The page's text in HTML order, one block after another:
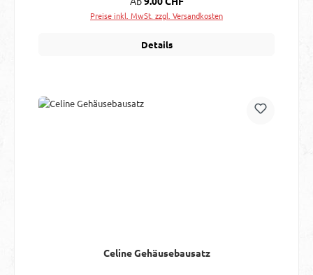
Preise inkl. MwSt. zzgl. Versandkosten
Details
Celine Gehäusebausatz